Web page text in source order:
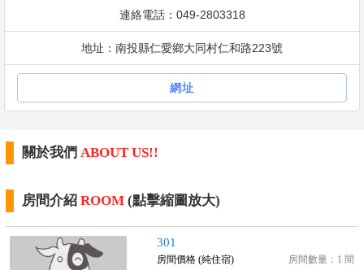
連絡電話：049-2803318
地址：南投縣仁愛鄉大同村仁和路223號
網址
關於我們 ABOUT US!!
房間介紹 ROOM (點擊縮圖放大)
301
房間數量：1 間
房間價格 (純住宿)